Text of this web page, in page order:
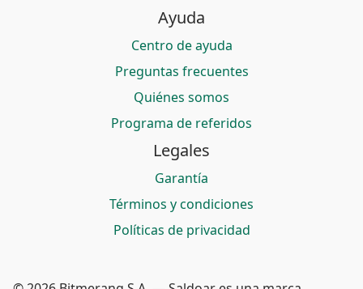
Ayuda
Centro de ayuda
Preguntas frecuentes
Quiénes somos
Programa de referidos
Legales
Garantía
Términos y condiciones
Políticas de privacidad